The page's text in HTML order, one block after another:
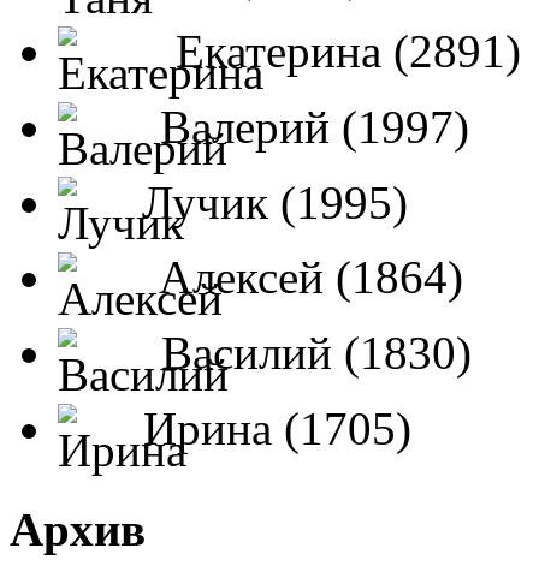
Екатерина (2891)
Валерий (1997)
Лучик (1995)
Алексей (1864)
Василий (1830)
Ирина (1705)
Архив